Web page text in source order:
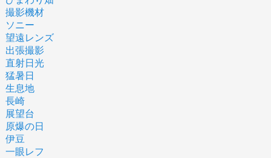
撮影機材
ソニー
望遠レンズ
出張撮影
直射日光
猛暑日
生息地
長崎
展望台
原爆の日
伊豆
一眼レフ